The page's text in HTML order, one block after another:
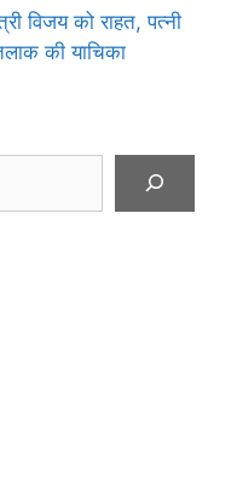
विजय को राहत, पत्नी
की याचिका